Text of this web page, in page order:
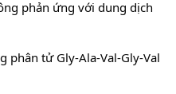
phản ứng với dung dịch
phân tử Gly-Ala-Val-Gly-Val